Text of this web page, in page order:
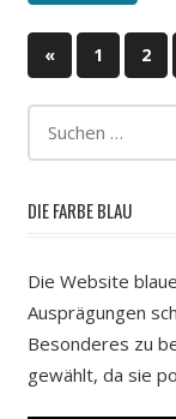
«Vorherige
Beiträge
1 2
DIE FARBE BLAU
Die Website
Ausprägungen
Besonderes zu
gewählt, da sie